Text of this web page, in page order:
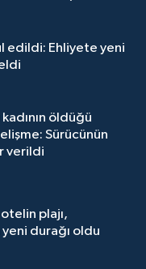
edildi: Ehliyete yeni
öldüğü
Sürücünün
verildi
plajı,
yeni durağı oldu